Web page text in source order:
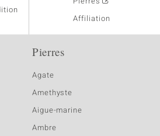
Affiliation
Pierres
Agate
Amethyste
Aigue-marine
Ambre